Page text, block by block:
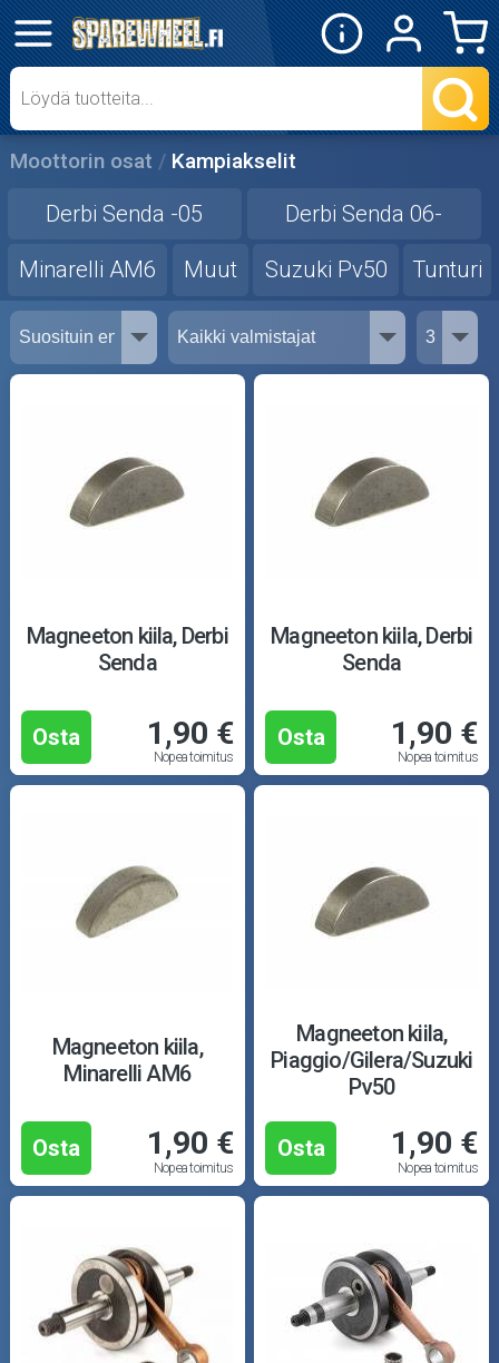
✕
Mopon osat
Skootterin osat
Crossipyörän osat
Moottoripyörän osat
Moottorikelkan osat
Mopoauton osat
Puutarha ja metsä
Renkaat ja vanteet
Öljyt ja kemikaalit
Työkalut
Moottorin osat Kampiakselit
Derbi Senda -05 Derbi Senda 06-
Minarelli AM6 Muut Suzuki Pv50 Tunturi
Magneeton kiila, Derbi
Senda
Osta 1,90 €
Nopea toimitus
Magneeton kiila, Derbi
Senda
Osta 1,90 €
Nopea toimitus
Magneeton kiila,
Minarelli AM6
Osta 1,90 €
Nopea toimitus
Magneeton kiila,
Piaggio/Gilera/Suzuki
Pv50
Osta 1,90 €
Nopea toimitus